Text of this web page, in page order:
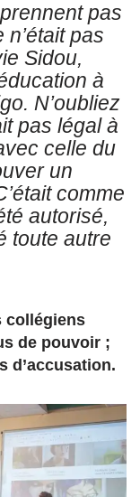
pas
n’était pas
Sidou,
à
N’oubliez
pas légal à
celle du
un
comme
autorisé,
toute autre
collégiens
de pouvoir ;
d’accusation.